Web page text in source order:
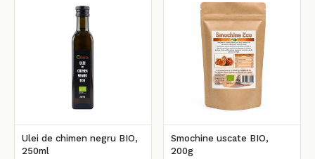
Ulei de chimen negru BIO,
250ml
Smochine uscate BIO,
200g